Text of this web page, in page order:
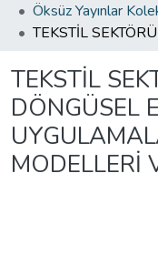
Öksüz Yayınlar
TEKSTİL
DÖNGÜSEL
MODELLERİ